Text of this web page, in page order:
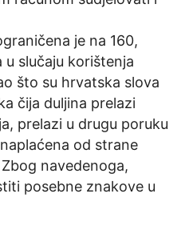
je na 160,
slučaju korištenja
što su hrvatska slova
čija duljina prelazi
prelazi u drugu poruku
od strane
navedenoga,
posebne znakove u